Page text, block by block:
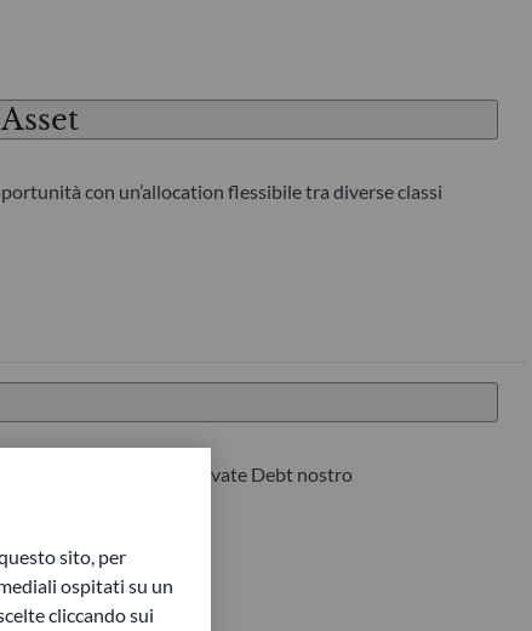
con un’allocation flessibile tra diverse classi
a Private Equity e Private Debt nostro
sito, per
ospitati su un
cliccando sui